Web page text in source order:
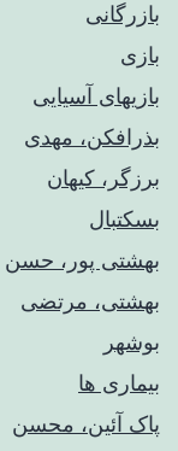
بازرگانی
بازی
بازیهای آسیایی
بذرافکن، مهدی
برزگر، کیهان
بسکتبال
بهشتی پور، حسن
بهشتی، مرتضی
بوشهر
بیماری ها
پاک آئین، محسن